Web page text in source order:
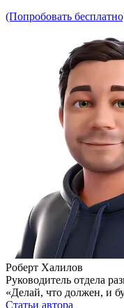
(Попробовать
Роберт Халилов
Руководитель отдела
«Делай, что должен, и
Статьи автора